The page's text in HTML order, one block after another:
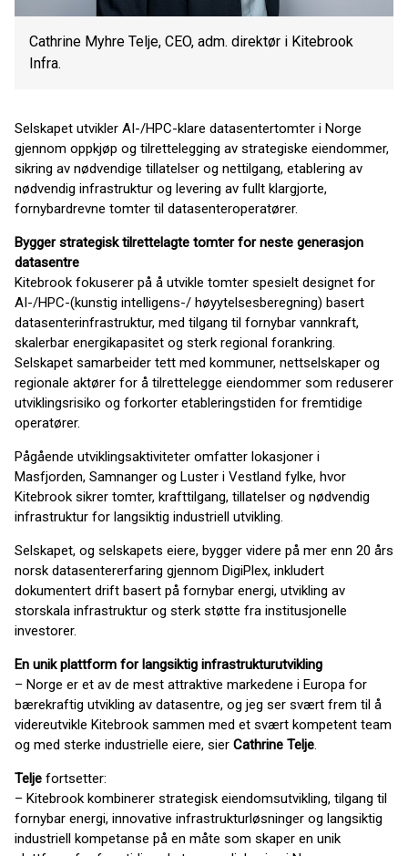
Cathrine Myhre Telje, CEO, adm. direktør i Kitebrook
Infra.
Selskapet utvikler AI-/HPC-klare datasentertomter i Norge
gjennom oppkjøp og tilrettelegging av strategiske eiendommer,
sikring av nødvendige tillatelser og nettilgang, etablering av
nødvendig infrastruktur og levering av fullt klargjorte,
fornybardrevne tomter til datasenteroperatører.
Bygger strategisk tilrettelagte tomter for neste generasjon
datasentre
Kitebrook fokuserer på å utvikle tomter spesielt designet for
AI-/HPC-(kunstig intelligens-/ høyytelsesberegning) basert
datasenterinfrastruktur, med tilgang til fornybar vannkraft,
skalerbar energikapasitet og sterk regional forankring.
Selskapet samarbeider tett med kommuner, nettselskaper og
regionale aktører for å tilrettelegge eiendommer som reduserer
utviklingsrisiko og forkorter etableringstiden for fremtidige
operatører.
Pågående utviklingsaktiviteter omfatter lokasjoner i
Masfjorden, Samnanger og Luster i Vestland fylke, hvor
Kitebrook sikrer tomter, krafttilgang, tillatelser og nødvendig
infrastruktur for langsiktig industriell utvikling.
Selskapet, og selskapets eiere, bygger videre på mer enn 20 års
norsk datasentererfaring gjennom DigiPlex, inkludert
dokumentert drift basert på fornybar energi, utvikling av
storskala infrastruktur og sterk støtte fra institusjonelle
investorer.
En unik plattform for langsiktig infrastrukturutvikling
– Norge er et av de mest attraktive markedene i Europa for
bærekraftig utvikling av datasentre, og jeg ser svært frem til å
videreutvikle Kitebrook sammen med et svært kompetent team
og med sterke industrielle eiere, sier Cathrine Telje.
Telje fortsetter:
– Kitebrook kombinerer strategisk eiendomsutvikling, tilgang til
fornybar energi, innovative infrastrukturløsninger og langsiktig
industriell kompetanse på en måte som skaper en unik